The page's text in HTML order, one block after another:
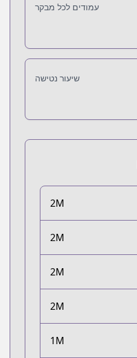
עמודים לכל מבקר
שיעור נטישה
2M
2M
2M
2M
1M